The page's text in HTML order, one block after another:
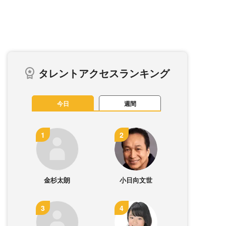
タレントアクセスランキング
今日 週間
金杉太朗 小日向文世